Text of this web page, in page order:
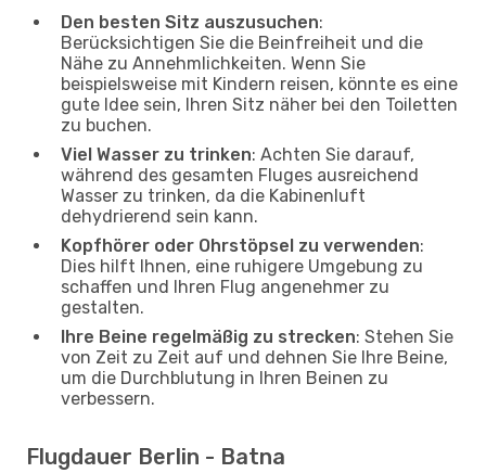
Den besten Sitz auszusuchen:
Berücksichtigen Sie die Beinfreiheit und die
Nähe zu Annehmlichkeiten. Wenn Sie
beispielsweise mit Kindern reisen, könnte es eine
gute Idee sein, Ihren Sitz näher bei den Toiletten
zu buchen.
Viel Wasser zu trinken: Achten Sie darauf,
während des gesamten Fluges ausreichend
Wasser zu trinken, da die Kabinenluft
dehydrierend sein kann.
Kopfhörer oder Ohrstöpsel zu verwenden:
Dies hilft Ihnen, eine ruhigere Umgebung zu
schaffen und Ihren Flug angenehmer zu
gestalten.
Ihre Beine regelmäßig zu strecken: Stehen Sie
von Zeit zu Zeit auf und dehnen Sie Ihre Beine,
um die Durchblutung in Ihren Beinen zu
verbessern.
Flugdauer Berlin - Batna